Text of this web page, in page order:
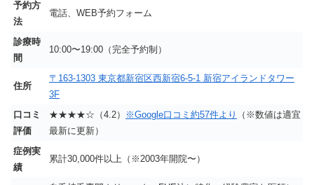
予約方
法
電話、WEB予約フォーム
診療時
間
10:00〜19:00（完全予約制）
住所
〒163-1303 東京都新宿区西新宿6-5-1 新宿アイランドタワー
3F
口コミ
評価
★★★★☆（4.2） ※Google口コミ約57件より
（※数値は適宜
最新に更新）
症例実
績
累計30,000件以上（※2003年開院〜）